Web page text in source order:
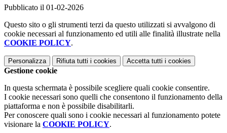
Pubblicato il 01-02-2026
Questo sito o gli strumenti terzi da questo utilizzati si avvalgono di
cookie necessari al funzionamento ed utili alle finalità illustrate nella
COOKIE POLICY.
Personalizza Rifiuta tutti i cookies Accetta tutti i cookies
Gestione cookie
In questa schermata è possibile scegliere quali cookie consentire.
I cookie necessari sono quelli che consentono il funzionamento della
piattaforma e non è possibile disabilitarli.
Per conoscere quali sono i cookie necessari al funzionamento potete
visionare la COOKIE POLICY.